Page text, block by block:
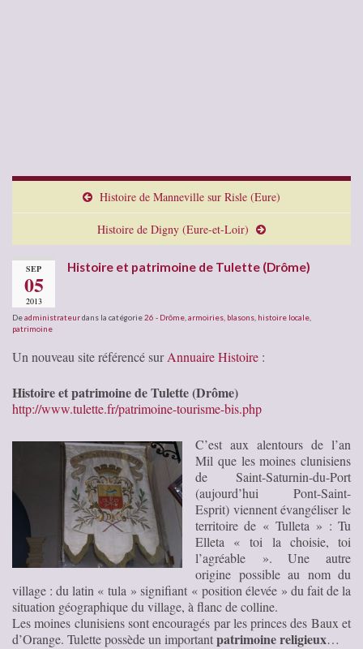
Histoire de Manneville sur Risle (Eure)
Histoire de Digny (Eure-et-Loir)
SEP
05
2013
Histoire et patrimoine de Tulette (Drôme)
Deadministrateurdans la catégorie26 - Drôme armoiries, blasons histoire locale
patrimoine
Un nouveau site référencé surAnnuaire Histoire :
Histoire et patrimoine de Tulette (Drôme)
http://www.tulette.fr/patrimoine-tourisme-bis.php
C’est aux alentours de l’an
Mil que les moines clunisiens
de Saint-Saturnin-du-Port
(aujourd’hui Pont-Saint-
Esprit) viennent évangéliser le
territoire de « Tulleta » : Tu
Elleta « toi la choisie, toi
l’agréable ». Une autre
origine possible au nom du
village : du latin « tula » signifiant « position élevée » du fait de la
situation géographique du village, à flanc de colline.
Les moines clunisiens sont encouragés par les princes des Baux et
d’Orange. Tulette possède un importantpatrimoine religieux…